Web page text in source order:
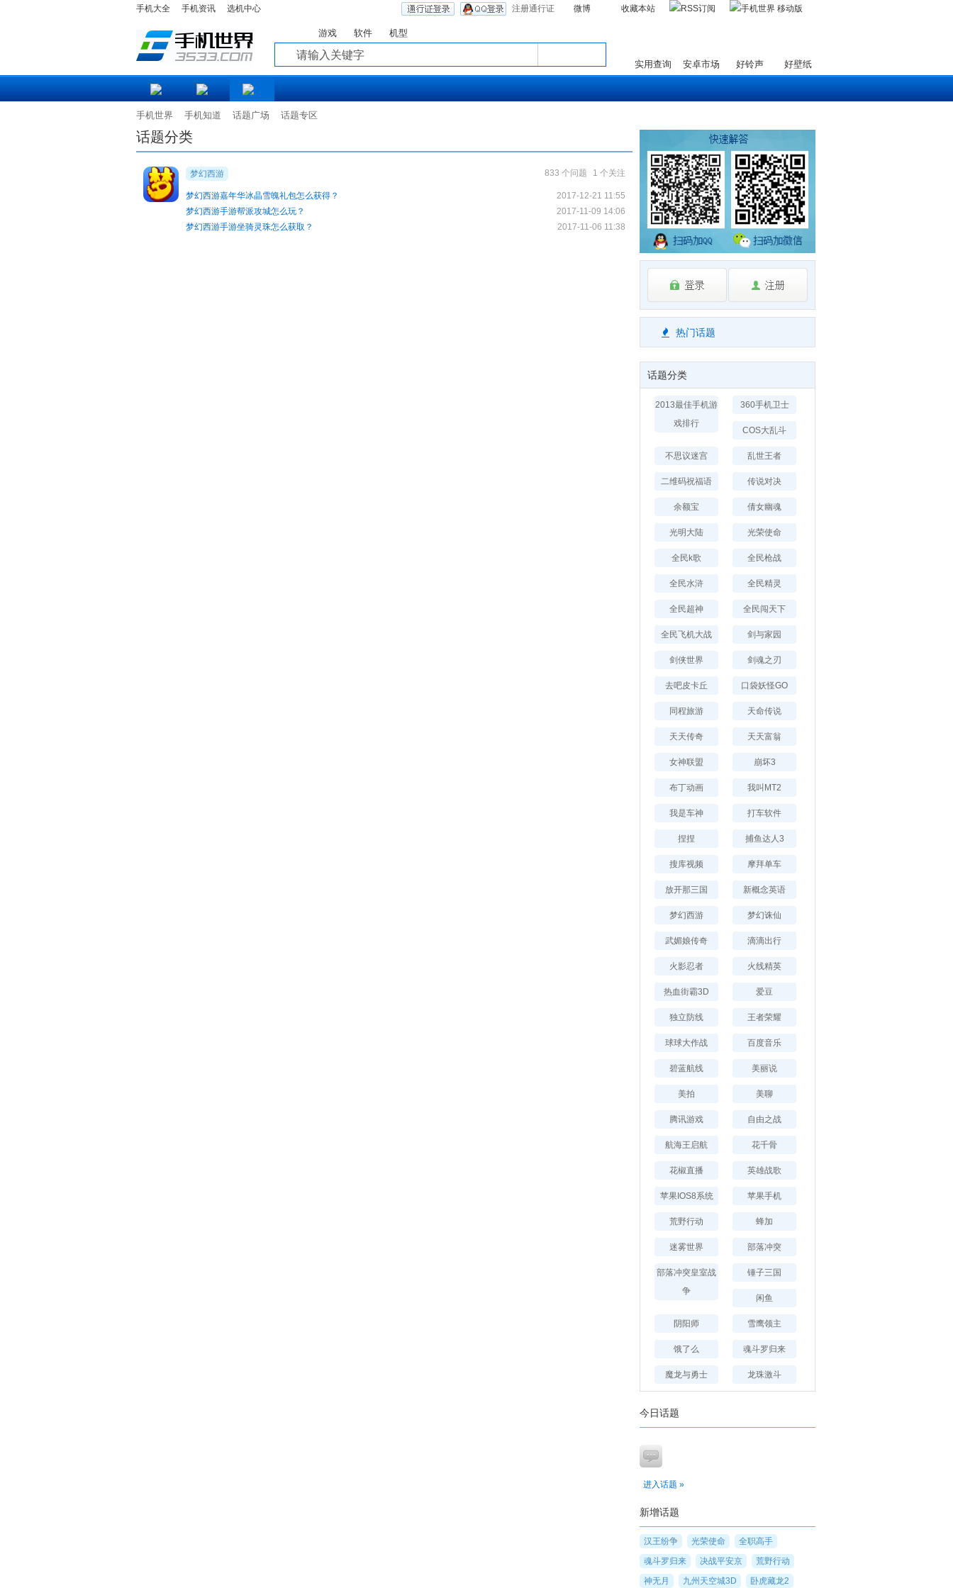
手机大全 手机资讯 选机中心 注册通行证 微博 收藏本站
游戏 软件 机型
实用查询 安卓市场 好铃声 好壁纸
手机世界 手机知道 话题广场 话题专区
话题分类
833 个问题 1 个关注
梦幻西游
2017-12-21 11:55
梦幻西游嘉年华冰晶雪魄礼包怎么获得？
2017-11-09 14:06
梦幻西游手游帮派攻城怎么玩？
2017-11-06 11:38
梦幻西游手游坐骑灵珠怎么获取？
热门话题
话题分类
2013最佳手机游
戏排行
360手机卫士
COS大乱斗
不思议迷宫 乱世王者
二维码祝福语 传说对决
余额宝 倩女幽魂
光明大陆 光荣使命
全民k歌 全民枪战
全民水浒 全民精灵
全民超神 全民闯天下
全民飞机大战 剑与家园
剑侠世界 剑魂之刃
去吧皮卡丘 口袋妖怪GO
同程旅游 天命传说
天天传奇 天天富翁
女神联盟 崩坏3
布丁动画 我叫MT2
我是车神 打车软件
捏捏 捕鱼达人3
搜库视频 摩拜单车
放开那三国 新概念英语
梦幻西游 梦幻诛仙
武媚娘传奇 滴滴出行
火影忍者 火线精英
热血街霸3D 爱豆
独立防线 王者荣耀
球球大作战 百度音乐
碧蓝航线 美丽说
美拍 美聊
腾讯游戏 自由之战
航海王启航 花千骨
花椒直播 英雄战歌
苹果IOS8系统 苹果手机
荒野行动 蜂加
迷雾世界 部落冲突
部落冲突皇室战
争
锤子三国
闲鱼
阴阳师 雪鹰领主
饿了么 魂斗罗归来
魔龙与勇士 龙珠激斗
今日话题
进入话题 »
新增话题
汉王纷争 光荣使命
全职高手
魂斗罗归来
决战平安京
荒野行动
神无月
九州天空城3D 卧虎藏龙2